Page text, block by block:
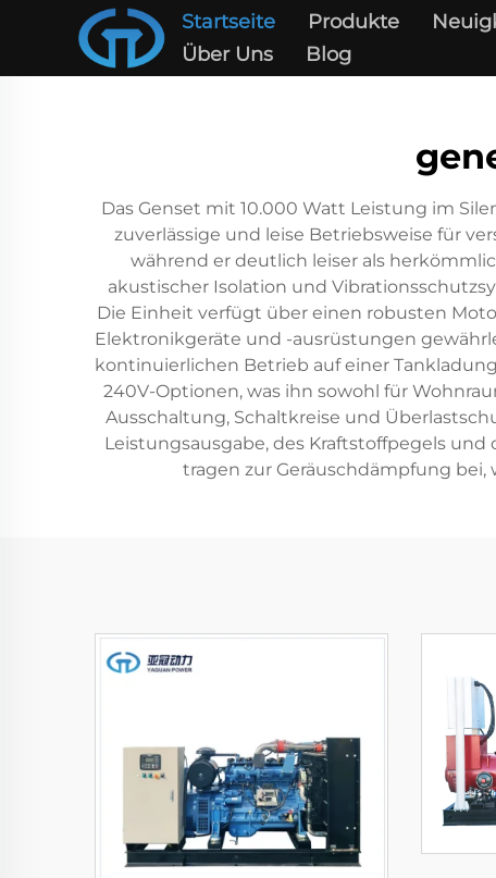
Startseite Produkte
Über Uns
Blog
Das Genset mit 10.000 Watt Leistung im
zuverlässige und leise Betriebsweise für
während er deutlich leiser als
akustischer Isolation und
Die Einheit verfügt über einen robusten
Elektronikgeräte und -ausrüstungen
kontinuierlichen Betrieb auf einer
240V-Optionen, was ihn sowohl für
Ausschaltung, Schaltkreise und
Leistungsausgabe, des Kraftstoffpegels
tragen zur Geräuschdämpfung